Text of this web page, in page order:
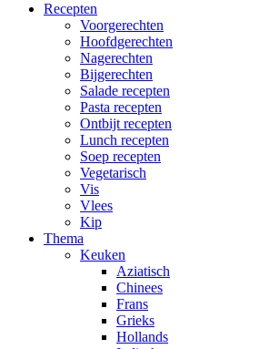
Recepten
Voorgerechten
Hoofdgerechten
Nagerechten
Bijgerechten
Salade recepten
Pasta recepten
Ontbijt recepten
Lunch recepten
Soep recepten
Vegetarisch
Vis
Vlees
Kip
Thema
Keuken
Aziatisch
Chinees
Frans
Grieks
Hollands